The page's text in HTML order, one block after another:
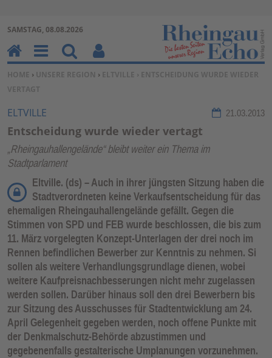
Zum Inhalt springen ↓
SAMSTAG, 08.08.2026
SIE BEFINDEN SICH HIER:
HOME › UNSERE REGION › ELTVILLE › ENTSCHEIDUNG WURDE WIEDER
VERTAGT
ELTVILLE 21.03.2013
Entscheidung wurde wieder vertagt
„Rheingauhallengelände“ bleibt weiter ein Thema im
Stadtparlament
Eltville. (ds) – Auch in ihrer jüngsten Sitzung haben die
Stadtverordneten keine Verkaufsentscheidung für das
ehemaligen Rheingauhallengelände gefällt. Gegen die
Stimmen von SPD und FEB wurde beschlossen, die bis zum
11. März vorgelegten Konzept-Unterlagen der drei noch im
Rennen befindlichen Bewerber zur Kenntnis zu nehmen. Si
sollen als weitere Verhandlungsgrundlage dienen, wobei
weitere Kaufpreisnachbesserungen nicht mehr zugelassen
werden sollen. Darüber hinaus soll den drei Bewerbern bis
zur Sitzung des Ausschusses für Stadtentwicklung am 24.
April Gelegenheit gegeben werden, noch offene Punkte mit
der Denkmalschutz-Behörde abzustimmen und
gegebenenfalls gestalterische Umplanungen vorzunehmen.
H
o
m
e
M
en
u
Su
ch
Be
nu
un
kti
on